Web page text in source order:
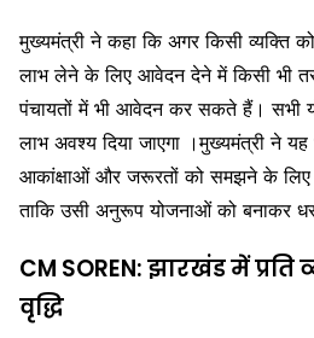
मुख्यमंत्री ने कहा कि अगर किसी व्यक्ति
लाभ लेने के लिए आवेदन देने में किसी भी
पंचायतों में भी आवेदन कर सकते हैं। सभी
लाभ अवश्य दिया जाएगा ।मुख्यमंत्री ने
आकांक्षाओं और जरूरतों को समझने के
ताकि उसी अनुरूप योजनाओं को बनाकर
CM SOREN: झारखंड में
वृद्धि